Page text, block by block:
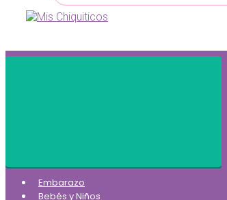
Embarazo
Bebés y Niños